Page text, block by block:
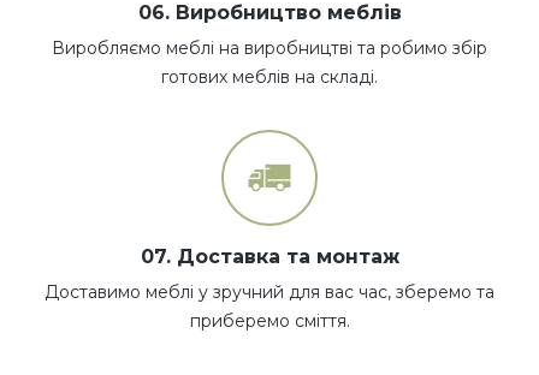
06. Виробництво меблів
Виробляємо меблі на виробництві та робимо збір
готових меблів на складі.
07. Доставка та монтаж
Доставимо меблі у зручний для вас час, зберемо та
приберемо сміття.